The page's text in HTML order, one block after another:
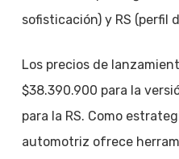
sofisticación) y RS (perfil
Los precios de
$38.390.900 para la
para la RS. Como
automotriz ofrece